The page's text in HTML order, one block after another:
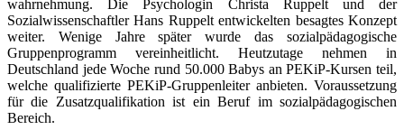
wahrnehmung. Die Psychologin Christa Ruppelt und der
Sozialwissenschaftler Hans Ruppelt entwickelten besagtes Konzept
weiter. Wenige Jahre später wurde das sozialpädagogische
Gruppenprogramm vereinheitlicht. Heutzutage nehmen in
Deutschland jede Woche rund 50.000 Babys an PEKiP-Kursen teil,
welche qualifizierte PEKiP-Gruppenleiter anbieten. Voraussetzung
für die Zusatzqualifikation ist ein Beruf im sozialpädagogischen
Bereich.